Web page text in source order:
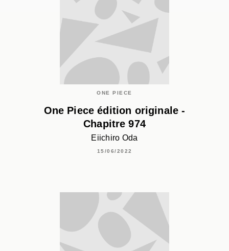
ONE PIECE
One Piece édition originale -
Chapitre 974
Eiichiro Oda
15/06/2022